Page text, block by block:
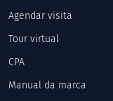
Agendar visita
Tour virtual
CPA
Manual da marca